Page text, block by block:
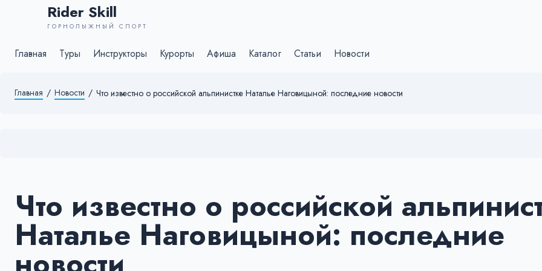
Rider Skill
ГОРНОЛЫЖНЫЙ СПОРТ
Главная Туры Инструкторы Курорты Афиша Каталог Статьи Новости
Главная / Новости / Что известно о российской альпинистке Наталье Наговицыной: последние новости
Что известно о российской
Наталье Наговицыной: последние